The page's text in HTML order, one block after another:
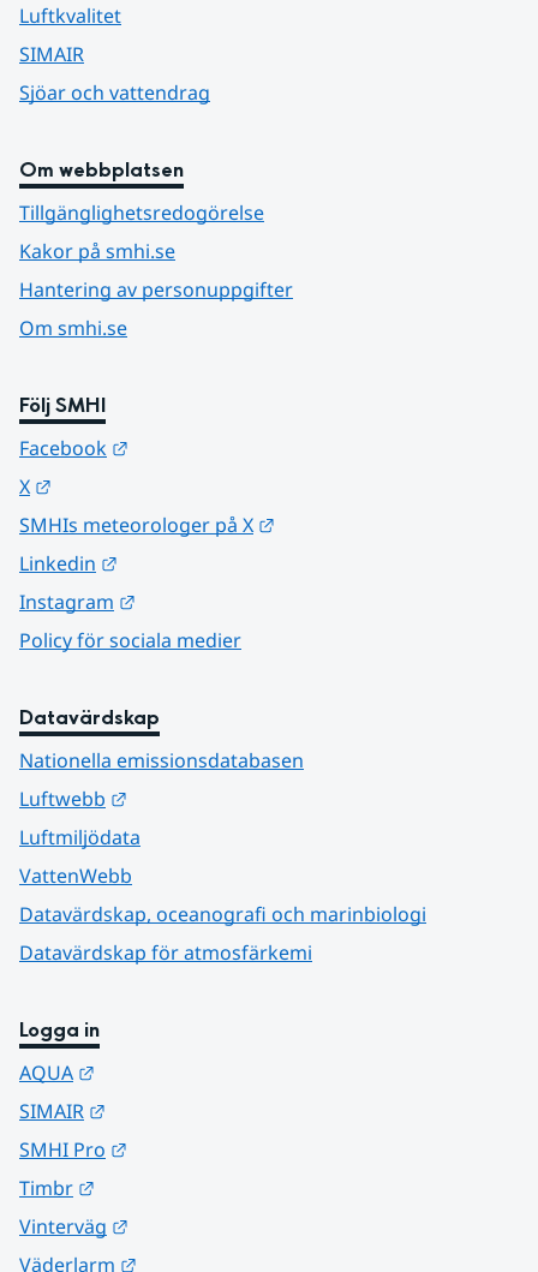
Luftkvalitet
SIMAIR
Sjöar och vattendrag
Om webbplatsen
Tillgänglighetsredogörelse
Kakor på smhi.se
Hantering av personuppgifter
Om smhi.se
Följ SMHI
Facebook
X
SMHIs meteorologer på X
Linkedin
Instagram
Policy för sociala medier
Datavärdskap
Nationella emissionsdatabasen
Luftwebb
Luftmiljödata
VattenWebb
Datavärdskap, oceanografi och marinbiologi
Datavärdskap för atmosfärkemi
Logga in
AQUA
SIMAIR
SMHI Pro
Timbr
Vinterväg
Väderlarm